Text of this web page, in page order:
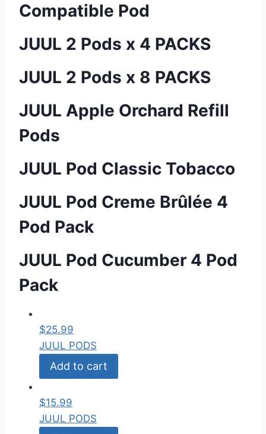
Compatible Pod
JUUL 2 Pods x 4 PACKS
JUUL 2 Pods x 8 PACKS
JUUL Apple Orchard Refill
Pods
JUUL Pod Classic Tobacco
JUUL Pod Creme Brûlée 4
Pod Pack
JUUL Pod Cucumber 4 Pod
Pack
$25.99
JUUL PODS
Add to cart
$15.99
JUUL PODS